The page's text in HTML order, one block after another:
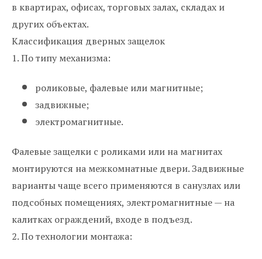
в квартирах, офисах, торговых залах, складах и
других объектах.
Классификация дверных защелок
1. По типу механизма:
роликовые, фалевые или магнитные;
задвижные;
электромагнитные.
Фалевые защелки с роликами или на магнитах
монтируются на межкомнатные двери. Задвижные
варианты чаще всего применяются в санузлах или
подсобных помещениях, электромагнитные — на
калитках ограждений, входе в подъезд.
2. По технологии монтажа: